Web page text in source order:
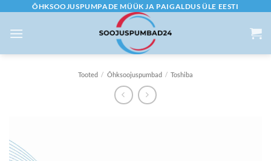
content
ÕHKSOOJUSPUMPADE MÜÜK JA PAIGALDUS ÜLE EESTI
Tooted / Õhksoojuspumbad / Toshiba